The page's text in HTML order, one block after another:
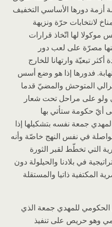
أزمة دورها الأساسي التخفيف
لانتخابات حرّة ونزيهة
في نهاية 2014 وليس موكولا لها اتّخاذ قرارات
مصرّة على لعب دور
تبعيّة وارتهانا للخارج
فدورها إذا هو وضع أسس
المتوحش والمضيّ قدما
ولو على مراحل تحت شعار
أيّ حكومة ستأتي بها
جمعة نفسه بتشكيلها إذا
في نفس النهج خاصّة وأنه
التي تخطّط لقبر الثورة
في بلادنا والحيلولة دون
المكتفية ذاتيا والمستقلة
للمهدي جمعة الذي
وهو حريص على تنفيذ